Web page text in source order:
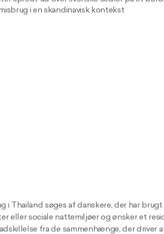
i Thailand søges af danskere, der har brugt
eller sociale nattemiljøer og ønsker et
fra de sammenhænge, der driver